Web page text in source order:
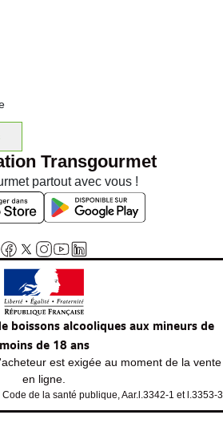
Transgourmet
partout avec vous !
boissons alcooliques aux mineurs de
moins de 18 ans
est exigée au moment de la vente
en ligne.
Code de la santé publique, Aar.l.3342-1 et l.3353-3